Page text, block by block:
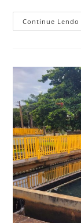
Continue Lendo